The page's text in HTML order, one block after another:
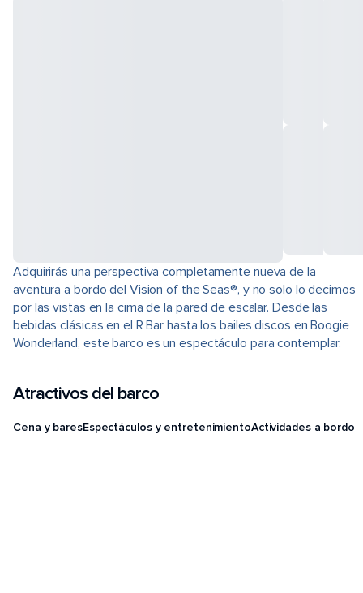
Adquirirás una perspectiva completamente nueva de la
aventura a bordo del Vision of the Seas®, y no solo lo decimos
por las vistas en la cima de la pared de escalar. Desde las
bebidas clásicas en el R Bar hasta los bailes discos en Boogie
Wonderland, este barco es un espectáculo para contemplar.
Atractivos del barco
Cena y baresEspectáculos y entretenimientoActividades a bordo